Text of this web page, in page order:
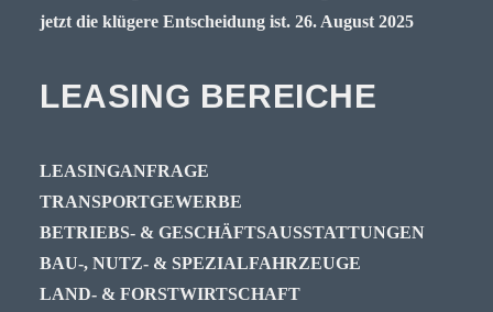
jetzt die klügere Entscheidung ist. 26. August 2025
LEASING BEREICHE
LEASINGANFRAGE
TRANSPORTGEWERBE
BETRIEBS- & GESCHÄFTSAUSSTATTUNGEN
BAU-, NUTZ- & SPEZIALFAHRZEUGE
LAND- & FORSTWIRTSCHAFT